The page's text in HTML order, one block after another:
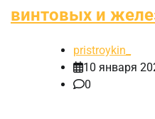
винтовых и
pristroykin_
10 января
0